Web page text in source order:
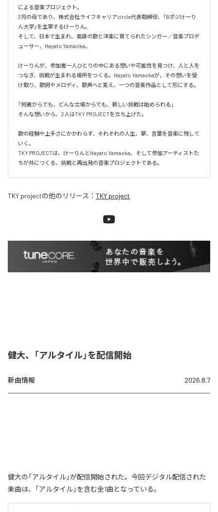
による音楽プロジェクト。
3児の母であり、株式会社ライフキャリアcircle代表取締役、「Bポジけーり
ん大学」を主宰するけーりん。
そして、日本で生まれ、英語の歌と洋楽に育てられたシンガー／音楽プロデ
ューサー、Hayato Yamaoka。
けーりんが、参加者一人ひとりの中にある想いや可能性を見つけ、人と人を
つなぎ、挑戦が生まれる場所をつくる。Hayato Yamaokaが、その想いを受
け取り、歌詞やメロディ、歌声へと変え、一つの音楽作品として形にする。
「何歳からでも、どんな立場からでも、新しい挑戦は始められる」
そんな想いから、2人はTKY PROJECTを立ち上げた。
歌の経験や上手さにかかわらず、それぞれの人生、夢、言葉を音楽に残して
いく。
TKY PROJECTは、けーりんとHayato Yamaoka、そして参加アーティストた
ちが共につくる、挑戦と再出発の音楽プロジェクトである。
TKY projectの他のリリース： TKY project
健大、「アルタイル」を配信開始
新曲情報 2026.8.7
健大の「アルタイル」が配信開始された。今回デジタル配信された
楽曲は、「アルタイル」を含む全1曲となっている。